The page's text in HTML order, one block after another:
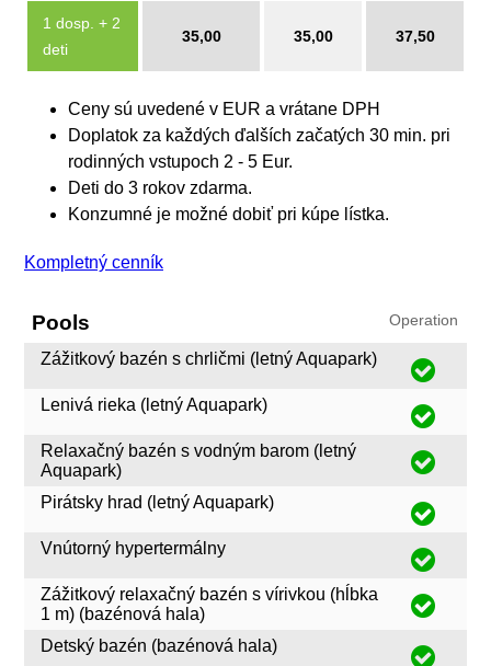
1 dosp. + 2
deti
35,00 35,00 37,50
Ceny sú uvedené v EUR a vrátane DPH
Doplatok za každých ďalších začatých 30 min. pri
rodinných vstupoch 2 - 5 Eur.
Deti do 3 rokov zdarma.
Konzumné je možné dobiť pri kúpe lístka.
Kompletný cenník
Pools Operation
Zážitkový bazén s chrličmi (letný Aquapark)
Lenivá rieka (letný Aquapark)
Relaxačný bazén s vodným barom (letný
Aquapark)
Pirátsky hrad (letný Aquapark)
Vnútorný hypertermálny
Zážitkový relaxačný bazén s vírivkou (hĺbka
1 m) (bazénová hala)
Detský bazén (bazénová hala)